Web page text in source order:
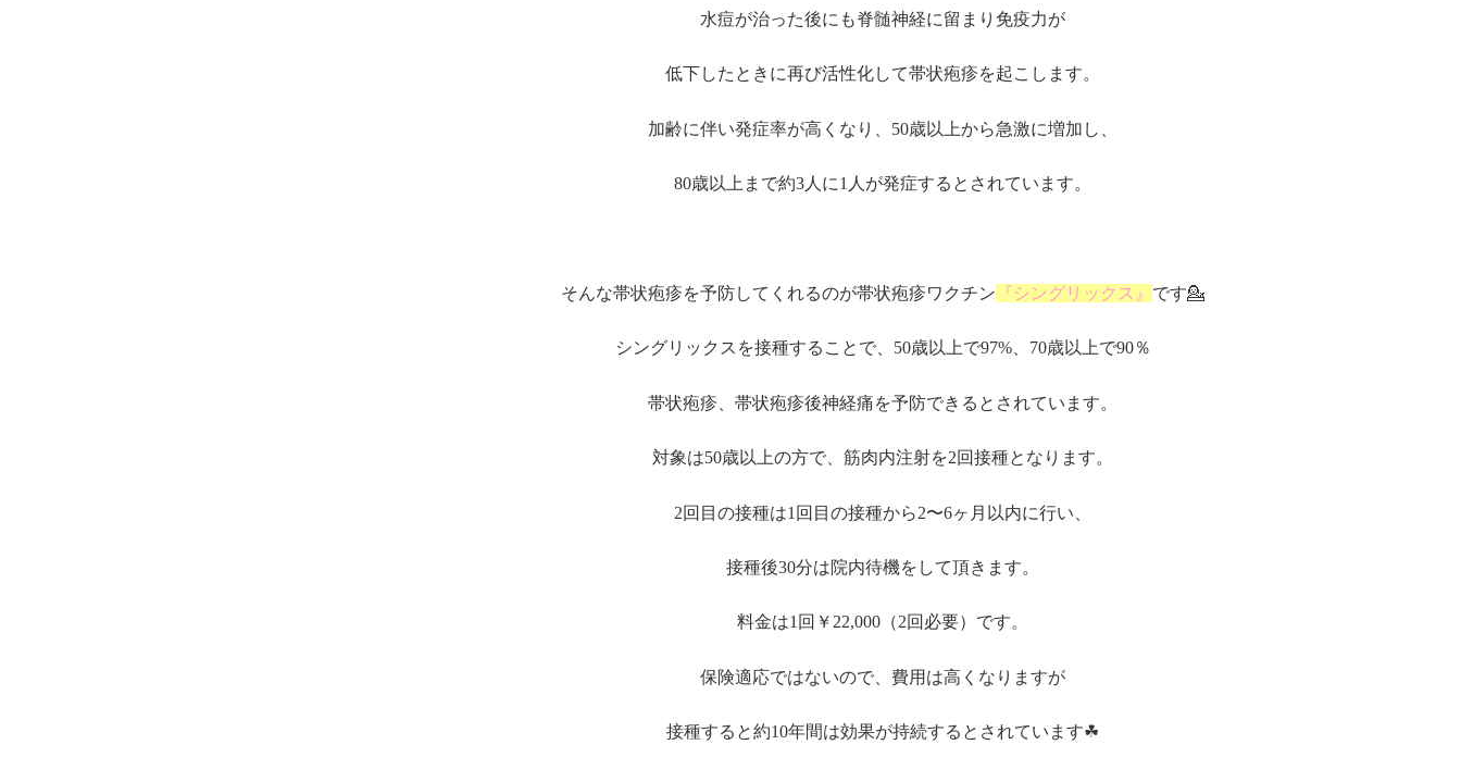
水痘が治った後にも脊髄神経に留まり免疫力が
低下したときに再び活性化して帯状疱疹を起こします。
加齢に伴い発症率が高くなり、50歳以上から急激に増加し、
80歳以上まで約3人に1人が発症するとされています。
そんな帯状疱疹を予防してくれるのが帯状疱疹ワクチン 『シングリックス』 です💁
シングリックスを接種することで、50歳以上で97%、70歳以上で90％
帯状疱疹、帯状疱疹後神経痛を予防できるとされています。
対象は50歳以上の方で、筋肉内注射を2回接種となります。
2回目の接種は1回目の接種から2〜6ヶ月以内に行い、
接種後30分は院内待機をして頂きます。
料金は1回￥22,000（2回必要）です。
保険適応ではないので、費用は高くなりますが
接種すると約10年間は効果が持続するとされています☘